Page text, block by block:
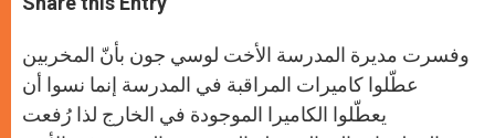
s
p
p
e
g
e
r
b
o
k
وفسرت مديرة المدرسة الأخت لوسي جون بأنّ المخربين
عطّلوا كاميرات المراقبة في المدرسة إنما نسوا أن
يعطّلوا الكاميرا الموجودة في الخارج لذا رُفعت